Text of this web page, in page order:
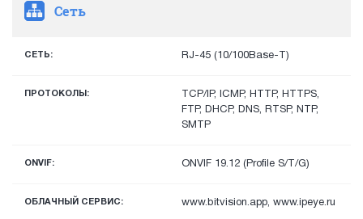
Сеть
СЕТЬ: RJ-45 (10/100Base-T)
ПРОТОКОЛЫ:
TCP/IP, ICMP, HTTP, HTTPS,
FTP, DHCP, DNS, RTSP, NTP,
SMTP
ONVIF: ONVIF 19.12 (Profile S/T/G)
ОБЛАЧНЫЙ СЕРВИС: www.bitvision.app, www.ipeye.ru